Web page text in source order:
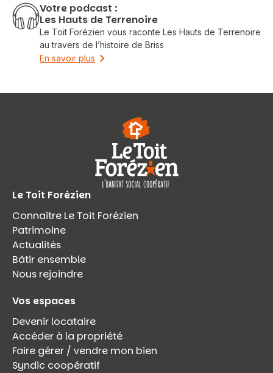
Votre podcast :
Les Hauts de Terrenoire
Le Toit Forézien vous raconte Les Hauts de Terrenoire
au travers de l’histoire de Briss
En savoir plus
Le Toit Forézien
Connaître Le Toit Forézien
Patrimoine
Actualités
Bâtir ensemble
Nous rejoindre
Vos espaces
Devenir locataire
Accéder à la propriété
Faire gérer / vendre mon bien
Syndic coopératif